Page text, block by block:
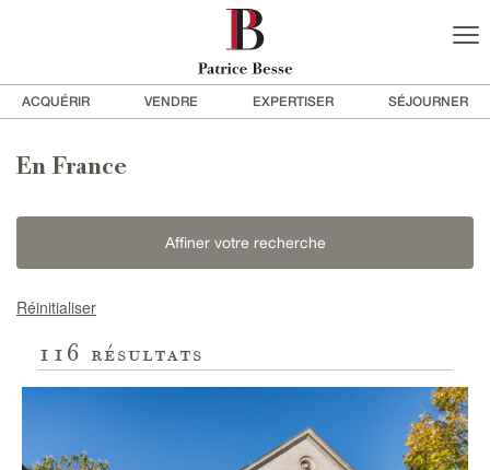
ACQUÉRIR VENDRE EXPERTISER SÉJOURNER
En France
Affiner votre recherche
Réinitialiser
116 résultats